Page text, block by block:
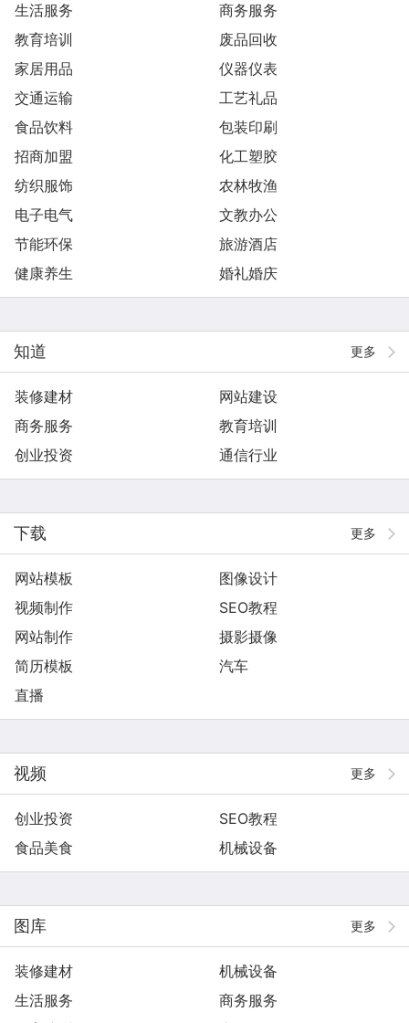
生活服务
商务服务
教育培训
废品回收
家居用品
仪器仪表
交通运输
工艺礼品
食品饮料
包装印刷
招商加盟
化工塑胶
纺织服饰
农林牧渔
电子电气
文教办公
节能环保
旅游酒店
健康养生
婚礼婚庆
更多
知道
装修建材
网站建设
商务服务
教育培训
创业投资
通信行业
更多
下载
网站模板
图像设计
视频制作
SEO教程
网站制作
摄影摄像
简历模板
汽车
直播
更多
视频
创业投资
SEO教程
食品美食
机械设备
更多
图库
装修建材
机械设备
生活服务
商务服务